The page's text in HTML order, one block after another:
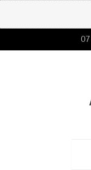
07